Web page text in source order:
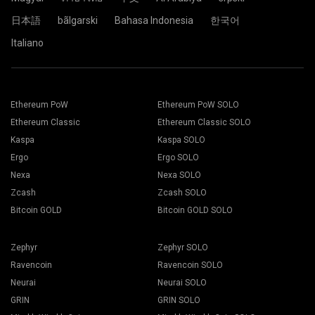
Przejść do zakładki Pracownicy.
Wybierz swoje platformy wydobywcze i wciśnij przycisk
Kopanie.
wydobywczej, a proces wydobycia rozpoczyna się
Wszystko jest gotowe. Twoje urządzenie górnicze
nazwę w polu Name poniżej. Naciśnij przycisk Create.
wyskakujące okienko, wybierz najbliższą lokalizację
serwera. Domyślną lokalizacją dla Europy jest EU.
日本語
bãlgarski Bahasa Indonesia
한국어
Italiano
Ethereum PoW
Ethereum Classic
Kaspa
Ergo
Nexa
Zcash
Bitcoin GOLD
Ethereum PoW SOLO
Ethereum Classic SOLO
Kaspa SOLO
Ergo SOLO
Nexa SOLO
Zcash SOLO
Bitcoin GOLD SOLO
Zephyr
Ravencoin
Neurai
GRIN
Zephyr SOLO
Ravencoin SOLO
Neurai SOLO
GRIN SOLO